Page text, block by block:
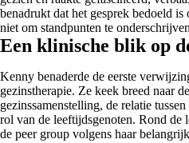
benadrukt dat het gesprek bedoeld
niet om standpunten te
Een klinische blik op
Kenny benaderde de eerste
gezinstherapie. Ze keek breed naar
gezinssamenstelling, de relatie
rol van de leeftijdsgenoten. Rond
de peer group volgens haar